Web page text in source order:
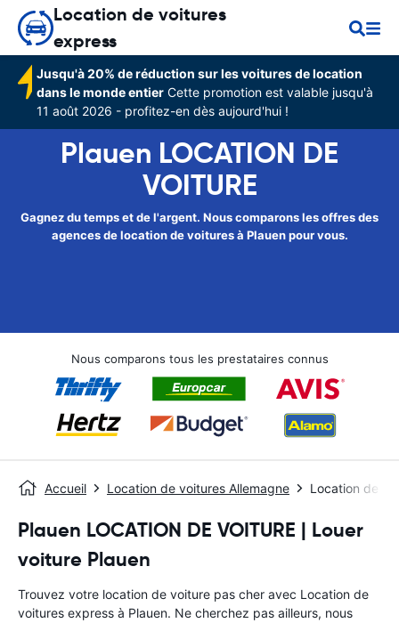
Location de voitures
express
Jusqu'à 20% de réduction sur les voitures de location
dans le monde entier Cette promotion est valable jusqu'à
11 août 2026 - profitez-en dès aujourd'hui !
Plauen LOCATION DE
VOITURE
Gagnez du temps et de l'argent. Nous comparons les offres des
agences de location de voitures à Plauen pour vous.
Nous comparons tous les prestataires connus
Accueil Location de voitures Allemagne Location de
Plauen LOCATION DE VOITURE | Louer
voiture Plauen
Trouvez votre location de voiture pas cher avec Location de
voitures express à Plauen. Ne cherchez pas ailleurs, nous